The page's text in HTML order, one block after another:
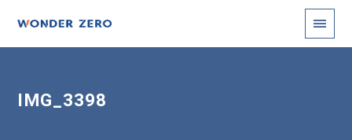
IMG_3398